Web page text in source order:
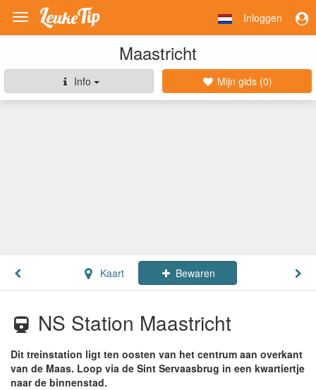
Toggle
navigation
Inloggen
Maastricht
Info Mijn gids (0)
Kaart Bewaren
NS Station Maastricht
Dit treinstation ligt ten oosten van het centrum aan overkant
van de Maas. Loop via de Sint Servaasbrug in een kwartiertje
naar de binnenstad.